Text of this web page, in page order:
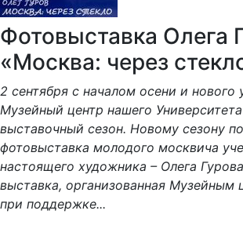
Фотовыставка Олега
«Москва: через
2 сентября с началом осени и нового
Музейный центр нашего
выставочный сезон. Новому сезону
фотовыставка молодого москвича
настоящего художника – Олега
выставка, организованная Музейным
при поддержке...